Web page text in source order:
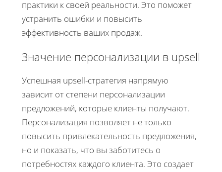
практики к своей реальности. Это поможет
устранить ошибки и повысить
эффективность ваших продаж.
Значение персонализации в upsell
Успешная upsell-стратегия напрямую
зависит от степени персонализации
предложений, которые клиенты получают.
Персонализация позволяет не только
повысить привлекательность предложения,
но и показать, что вы заботитесь о
потребностях каждого клиента. Это создает